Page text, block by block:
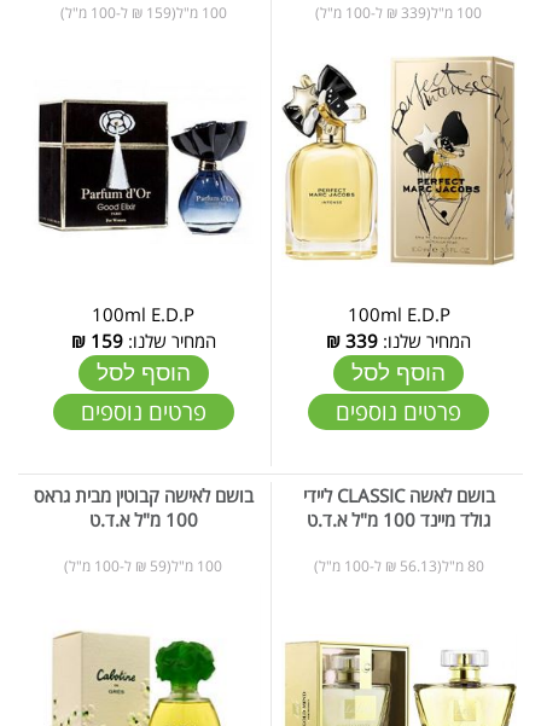
100 מ"ל(339 ₪ ל-100 מ"ל)
100ml E.D.P
המחיר שלנו: 339
₪
הוסף לסל
פרטים נוספים
100 מ"ל(159 ₪ ל-100 מ"ל)
100ml E.D.P
המחיר שלנו:159
₪
הוסף לסל
פרטים נוספים
בושם לאשה CLASSIC ליידי
גולד מיינד 100 מ"ל א.ד.ט
80 מ"ל(56.13 ₪ ל-100 מ"ל)
בושם לאישה קבוטין מבית גראס
100 מ"ל א.ד.ט
100 מ"ל(59 ₪ ל-100 מ"ל)